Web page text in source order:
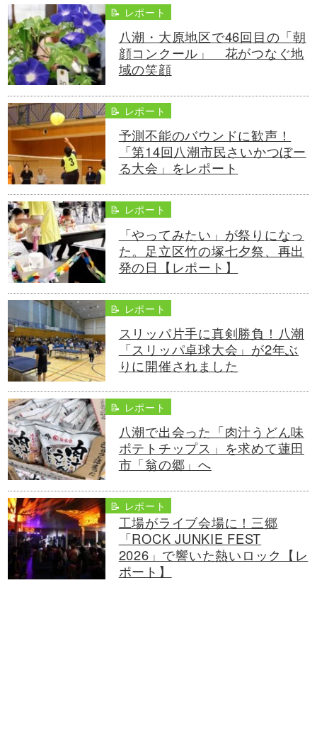
📝 レポート
八潮・大原地区で46回目の「朝
顔コンクール」 花がつなぐ地
域の笑顔
📝 レポート
予測不能のバウンドに歓声！
「第14回八潮市民さいかつぼー
る大会」をレポート
📝 レポート
「やってみたい」が祭りになっ
た。足立区竹の塚七夕祭、再出
発の日【レポート】
📝 レポート
スリッパ片手に真剣勝負！八潮
「スリッパ卓球大会」が2年ぶ
りに開催されました
📝 レポート
八潮で出会った「肉汁うどん味
ポテトチップス」を求めて蓮田
市「翁の郷」へ
📝 レポート
工場がライブ会場に！三郷
「ROCK JUNKIE FEST
2026」で響いた熱いロック【レ
ポート】